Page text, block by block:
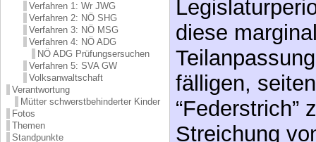
Verfahren 1: Wr JWG
Verfahren 2: NÖ SHG
Verfahren 3: NÖ MSG
Verfahren 4: NÖ ADG
NÖ ADG Prüfungsersuchen
Verfahren 5: SVA GW
Volksanwaltschaft
Verantwortung
Mütter schwerstbehinderter Kinder
Fotos
Themen
Standpunkte
diese
fälligen,
“Federstrich”
Streichung